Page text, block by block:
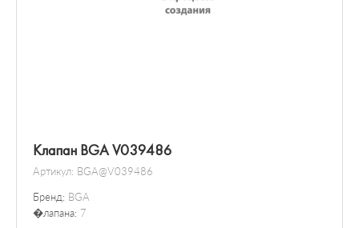
Клапан BGA V039486
Артикул: BGA@V039486
Бренд: BGA
�лапана: 7